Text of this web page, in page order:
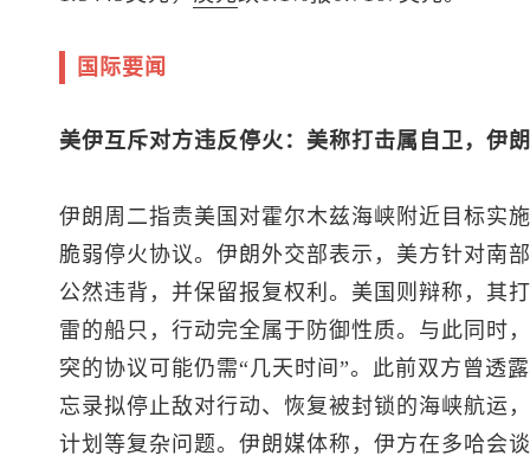
国际要闻
美伊互斥对方违反停火：美称打击属自卫，伊
伊朗周二指责美国对霍尔木兹海峡附近目标实
脆弱停火协议。伊朗外交部表示，美方针对南
公然违背，并保留报复权利。美国则辩称，其
雷的船只，行动完全属于防御性质。与此同时
突的协议可能仍需“几天时间”。此前双方曾透
忘录拟停止敌对行动、恢复被封锁的海峡航运
计划等复杂问题。伊朗媒体称，伊方在多哈会